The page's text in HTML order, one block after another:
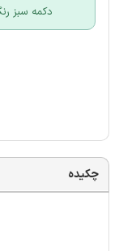
دکمه سبز
چکیده